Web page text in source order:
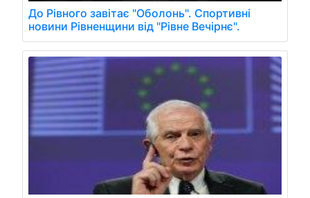
До Рівного завітає "Оболонь". Спортивні
новини Рівненщини від "Рівне Вечірнє".